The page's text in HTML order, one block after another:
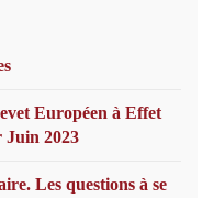
Européen à Effet
Juin 2023
Les questions à se